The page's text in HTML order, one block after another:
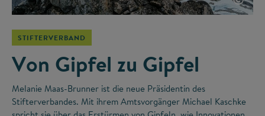
STIFTERVERBAND
Von Gipfel zu Gipfel
Melanie Maas-Brunner ist die neue Präsidentin des
Stifterverbandes. Mit ihrem Amtsvorgänger Michael Kaschke